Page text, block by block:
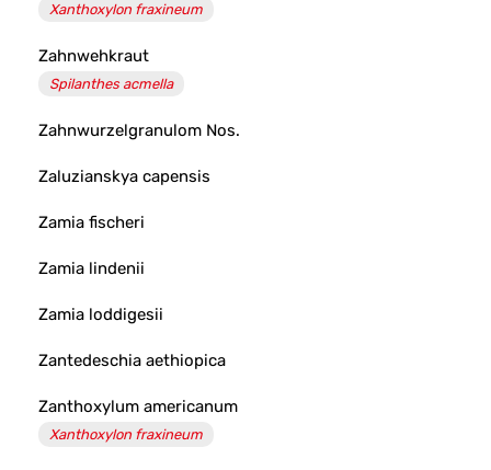
Xanthoxylon fraxineum
Zahnwehkraut
Spilanthes acmella
Zahnwurzelgranulom Nos.
Zaluzianskya capensis
Zamia fischeri
Zamia lindenii
Zamia loddigesii
Zantedeschia aethiopica
Zanthoxylum americanum
Xanthoxylon fraxineum